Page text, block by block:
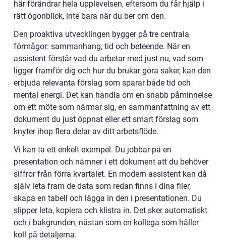
här förändrar hela upplevelsen, eftersom du får hjälp i
rätt ögonblick, inte bara när du ber om den.
Den proaktiva utvecklingen bygger på tre centrala
förmågor: sammanhang, tid och beteende. När en
assistent förstår vad du arbetar med just nu, vad som
ligger framför dig och hur du brukar göra saker, kan den
erbjuda relevanta förslag som sparar både tid och
mental energi. Det kan handla om en snabb påminnelse
om ett möte som närmar sig, en sammanfattning av ett
dokument du just öppnat eller ett smart förslag som
knyter ihop flera delar av ditt arbetsflöde.
Vi kan ta ett enkelt exempel. Du jobbar på en
presentation och nämner i ett dokument att du behöver
siffror från förra kvartalet. En modern assistent kan då
själv leta fram de data som redan finns i dina filer,
skapa en tabell och lägga in den i presentationen. Du
slipper leta, kopiera och klistra in. Det sker automatiskt
och i bakgrunden, nästan som en kollega som håller
koll på detaljerna.